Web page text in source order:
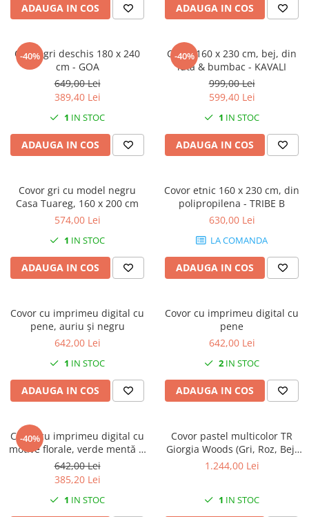
ADAUGA IN COS ADAUGA IN COS
-40%
Covor gri deschis 180 x 240
cm - GOA
649,00 Lei
389,40 Lei
1 IN STOC
ADAUGA IN COS
-40%
Covor 160 x 230 cm, bej, din
iuta & bumbac - KAVALI
999,00 Lei
599,40 Lei
1 IN STOC
ADAUGA IN COS
Covor gri cu model negru
Casa Tuareg, 160 x 200 cm
574,00 Lei
1 IN STOC
ADAUGA IN COS
Covor etnic 160 x 230 cm, din
polipropilena - TRIBE B
630,00 Lei
LA COMANDA
ADAUGA IN COS
Covor cu imprimeu digital cu
pene, auriu și negru
642,00 Lei
1 IN STOC
ADAUGA IN COS
Covor cu imprimeu digital cu
pene
642,00 Lei
2 IN STOC
ADAUGA IN COS
-40%
Covor cu imprimeu digital cu
motive florale, verde mentă și
maro
642,00 Lei
385,20 Lei
1 IN STOC
Covor pastel multicolor TR
Giorgia Woods (Gri, Roz, Bej,
Verde pal..)
1.244,00 Lei
1 IN STOC